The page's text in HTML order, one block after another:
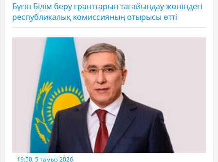
Бүгін Білім беру гранттарын тағайындау жөніндегі
республикалық комиссияның отырысы өтті
19:50, 5 тамыз 2026